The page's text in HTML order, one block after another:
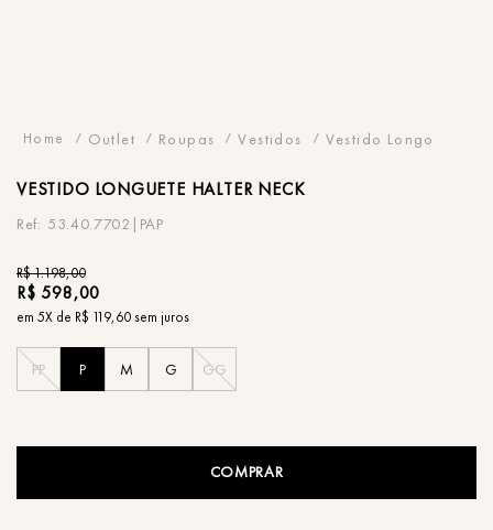
Outlet Roupas Vestidos Vestido Longo
VESTIDO LONGUETE HALTER NECK
53.40.7702|PAP
R$1.198,00
R$ 598,00
em 5X de R$ 119,60sem juros
PP P M G GG
COMPRAR